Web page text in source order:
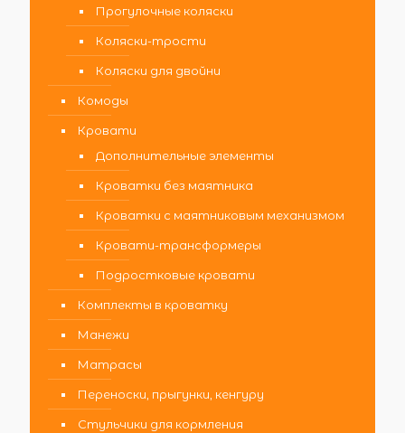
Прогулочные коляски
Коляски-трости
Коляски для двойни
Комоды
Кровати
Дополнительные элементы
Кроватки без маятника
Кроватки с маятниковым механизмом
Кровати-трансформеры
Подростковые кровати
Комплекты в кроватку
Манежи
Матрасы
Переноски, прыгунки, кенгуру
Стульчики для кормления